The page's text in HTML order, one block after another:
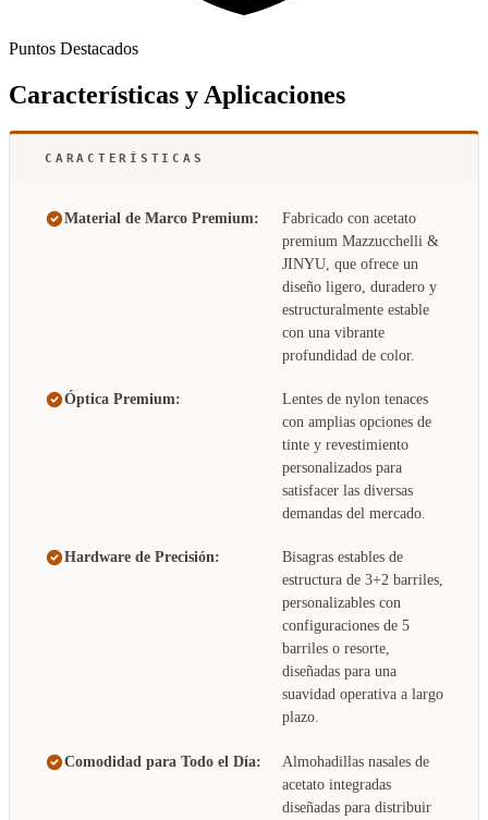
Puntos Destacados
Características y Aplicaciones
CARACTERÍSTICAS
Material de Marco Premium:
Fabricado con acetato
premium Mazzucchelli &
JINYU, que ofrece un
diseño ligero, duradero y
estructuralmente estable
con una vibrante
profundidad de color.
Óptica Premium:
Lentes de nylon tenaces
con amplias opciones de
tinte y revestimiento
personalizados para
satisfacer las diversas
demandas del mercado.
Hardware de Precisión:
Bisagras estables de
estructura de 3+2 barriles,
personalizables con
configuraciones de 5
barriles o resorte,
diseñadas para una
suavidad operativa a largo
plazo.
Comodidad para Todo el Día:
Almohadillas nasales de
acetato integradas
diseñadas para distribuir